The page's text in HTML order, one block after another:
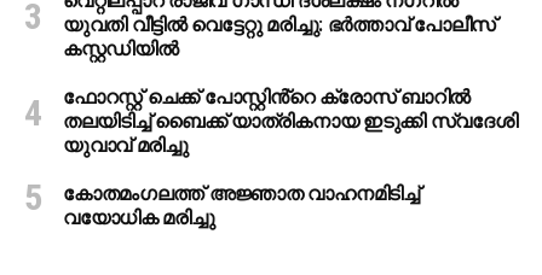
യുവതി വീട്ടിൽ വെട്ടേറ്റു മരിച്ചു: ഭർത്താവ് പോലീസ്
കസ്റ്റഡിയിൽ
ഫോറസ്റ്റ് ചെക്ക് പോസ്റ്റിൻ്റെ ക്രോസ് ബാറില്‍
തലയിടിച്ച് ബൈക്ക് യാത്രികനായ ഇടുക്കി സ്വദേശി
യുവാവ് മരിച്ചു
കോതമംഗലത്ത് അജ്ഞാത വാഹനമിടിച്ച്
വയോധിക മരിച്ചു